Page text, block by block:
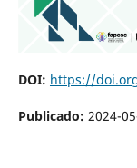
DOI: https://
Publicado: 2024-